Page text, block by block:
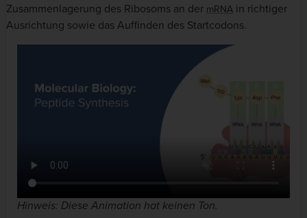
Zusammenlagerung des Ribosoms an der mRNA in richtiger
Ausrichtung sowie das Auffinden des Startcodons.
Hinweis: Diese Animation hat keinen Ton.